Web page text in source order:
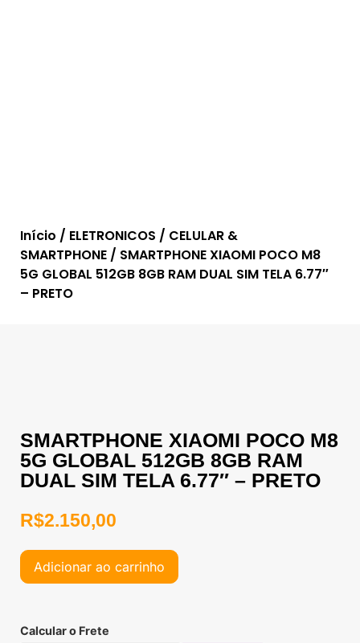
Início / ELETRONICOS / CELULAR &
SMARTPHONE / SMARTPHONE XIAOMI POCO M8
5G GLOBAL 512GB 8GB RAM DUAL SIM TELA 6.77″
– PRETO
SMARTPHONE XIAOMI POCO M8
5G GLOBAL 512GB 8GB RAM
DUAL SIM TELA 6.77″ – PRETO
R$2.150,00
Adicionar ao carrinho
Calcular o Frete